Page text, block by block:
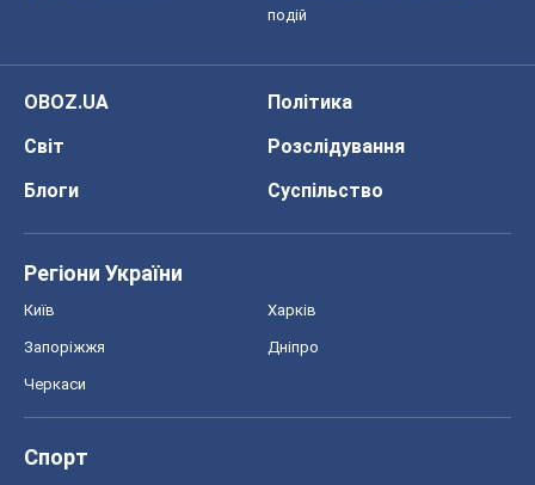
подій
OBOZ.UA
Політика
Світ
Розслідування
Блоги
Суспільство
Регіони України
Київ Харків
Запоріжжя Дніпро
Черкаси
Спорт